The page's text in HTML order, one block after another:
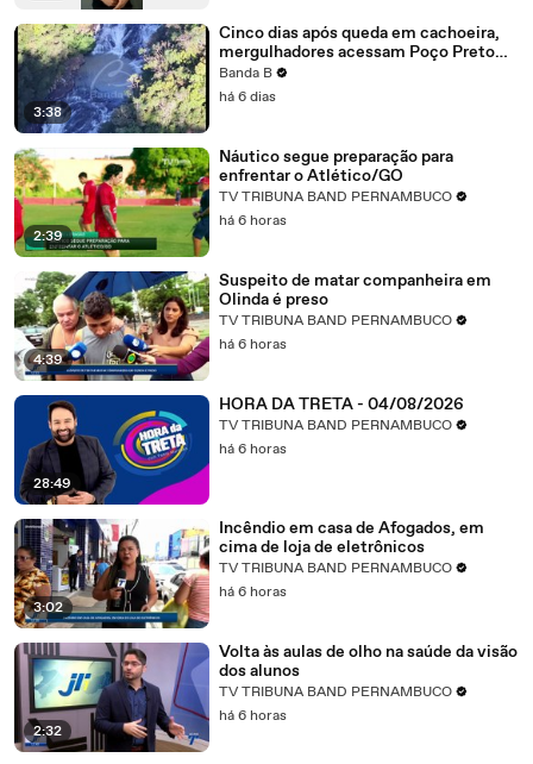
3:38
Cinco dias após queda em cachoeira,
mergulhadores acessam Poço Preto
em buscas por fotógrafa desaparecida;
veja vídeo
Banda B
há 6 dias
2:39
Náutico segue preparação para
enfrentar o Atlético/GO
TV TRIBUNA BAND PERNAMBUCO
há 6 horas
4:39
Suspeito de matar companheira em
Olinda é preso
TV TRIBUNA BAND PERNAMBUCO
há 6 horas
28:49
HORA DA TRETA - 04/08/2026
TV TRIBUNA BAND PERNAMBUCO
há 6 horas
3:02
Incêndio em casa de Afogados, em
cima de loja de eletrônicos
TV TRIBUNA BAND PERNAMBUCO
há 6 horas
2:32
Volta às aulas de olho na saúde da visão
dos alunos
TV TRIBUNA BAND PERNAMBUCO
há 6 horas